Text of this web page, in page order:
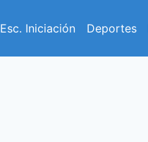
Esc. Iniciación Deportes